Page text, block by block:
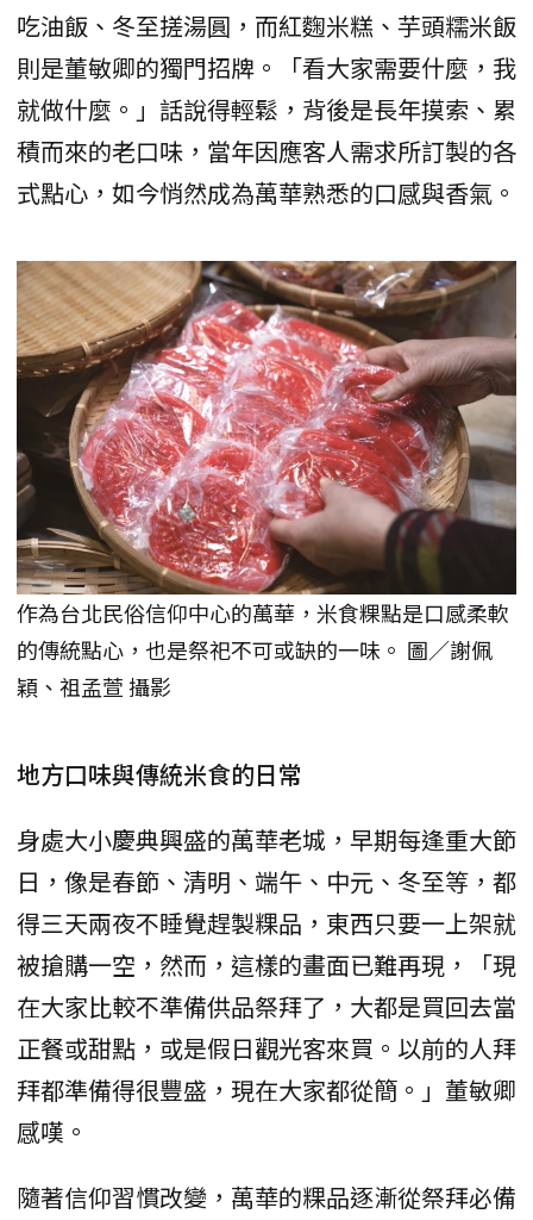
吃油飯、冬至搓湯圓，而紅麴米糕、芋頭糯米飯
則是董敏卿的獨門招牌。「看大家需要什麼，我
就做什麼。」話說得輕鬆，背後是長年摸索、累
積而來的老口味，當年因應客人需求所訂製的各
式點心，如今悄然成為萬華熟悉的口感與香氣。
作為台北民俗信仰中心的萬華，米食粿點是口感柔軟
的傳統點心，也是祭祀不可或缺的一味。 圖／謝佩
穎、祖孟萱 攝影
地方口味與傳統米食的日常
身處大小慶典興盛的萬華老城，早期每逢重大節
日，像是春節、清明、端午、中元、冬至等，都
得三天兩夜不睡覺趕製粿品，東西只要一上架就
被搶購一空，然而，這樣的畫面已難再現，「現
在大家比較不準備供品祭拜了，大都是買回去當
正餐或甜點，或是假日觀光客來買。以前的人拜
拜都準備得很豐盛，現在大家都從簡。」董敏卿
感嘆。
隨著信仰習慣改變，萬華的粿品逐漸從祭拜必備